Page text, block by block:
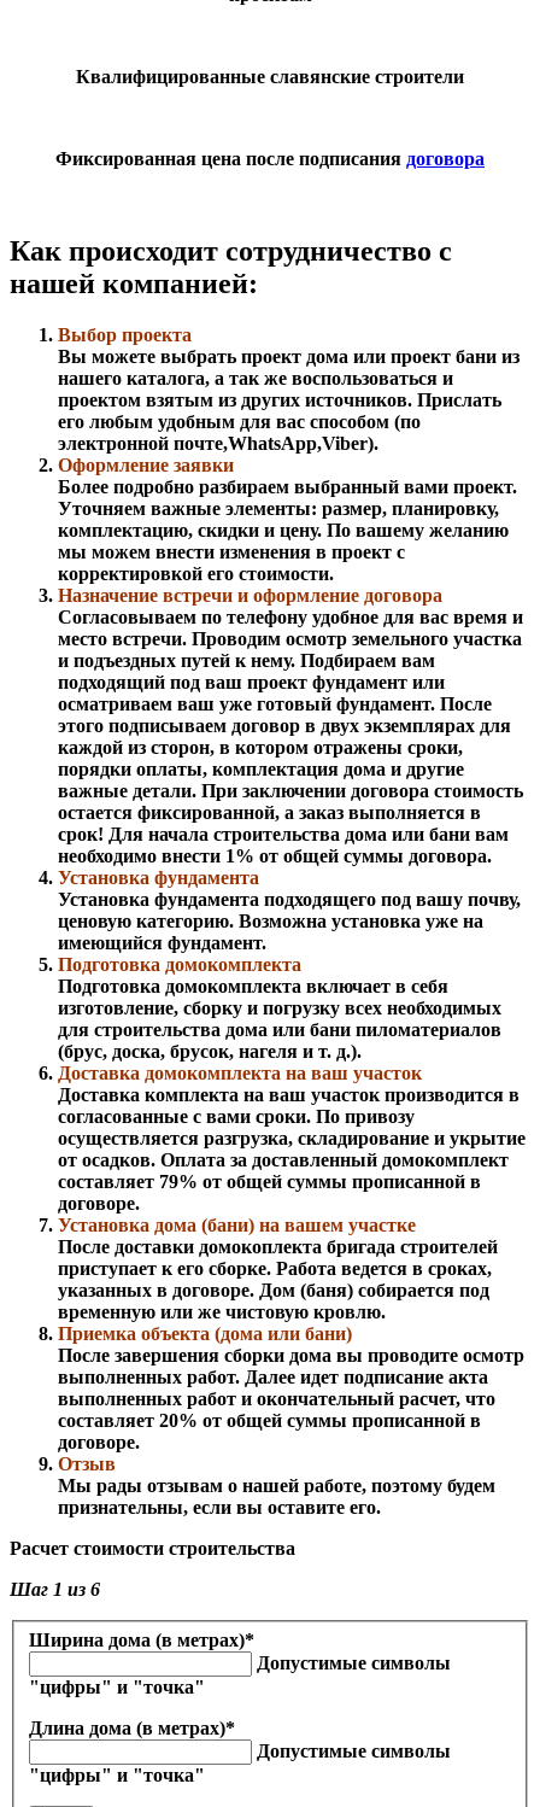
Квалифицированные славянские строители
Фиксированная цена после подписания договора
Как происходит сотрудничество с
нашей компанией:
Выбор проекта
Вы можете выбрать проект дома или проект бани из
нашего каталога, а так же воспользоваться и
проектом взятым из других источников. Прислать
его любым удобным для вас способом (по
электронной почте,WhatsApp,Viber).
Оформление заявки
Более подробно разбираем выбранный вами проект.
Уточняем важные элементы: размер, планировку,
комплектацию, скидки и цену. По вашему желанию
мы можем внести изменения в проект с
корректировкой его стоимости.
Назначение встречи и оформление договора
Согласовываем по телефону удобное для вас время и
место встречи. Проводим осмотр земельного участка
и подъездных путей к нему. Подбираем вам
подходящий под ваш проект фундамент или
осматриваем ваш уже готовый фундамент. После
этого подписываем договор в двух экземплярах для
каждой из сторон, в котором отражены сроки,
порядки оплаты, комплектация дома и другие
важные детали. При заключении договора стоимость
остается фиксированной, а заказ выполняется в
срок! Для начала строительства дома или бани вам
необходимо внести 1% от общей суммы договора.
Установка фундамента
Установка фундамента подходящего под вашу почву,
ценовую категорию. Возможна установка уже на
имеющийся фундамент.
Подготовка домокомплекта
Подготовка домокомплекта включает в себя
изготовление, сборку и погрузку всех необходимых
для строительства дома или бани пиломатериалов
(брус, доска, брусок, нагеля и т. д.).
Доставка домокомплекта на ваш участок
Доставка комплекта на ваш участок производится в
согласованные с вами сроки. По привозу
осуществляется разгрузка, складирование и укрытие
от осадков. Оплата за доставленный домокомплект
составляет 79% от общей суммы прописанной в
договоре.
Установка дома (бани) на вашем участке
После доставки домокоплекта бригада строителей
приступает к его сборке. Работа ведется в сроках,
указанных в договоре. Дом (баня) собирается под
временную или же чистовую кровлю.
Приемка объекта (дома или бани)
После завершения сборки дома вы проводите осмотр
выполненных работ. Далее идет подписание акта
выполненных работ и окончательный расчет, что
составляет 20% от общей суммы прописанной в
договоре.
Отзыв
Мы рады отзывам о нашей работе, поэтому будем
признательны, если вы оставите его.
Расчет стоимости строительства
Шаг 1 из 6
Ширина дома (в метрах)*
Допустимые символы
"цифры" и "точка"
Длина дома (в метрах)*
Допустимые символы
"цифры" и "точка"